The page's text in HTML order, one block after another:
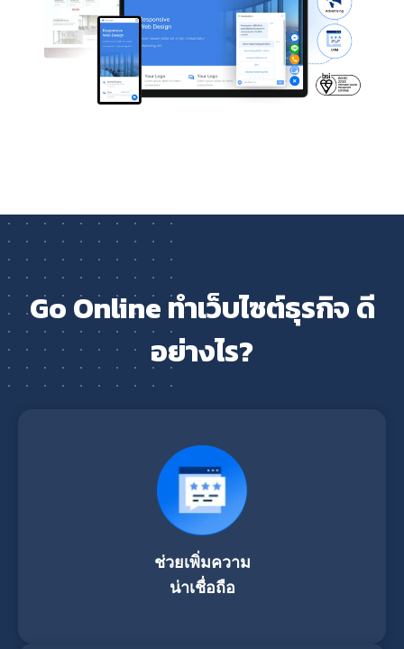
Go Online ทำเว็บไซต์ธุรกิจ ดี
อย่างไร?
ช่วยเพิ่มความ
น่าเชื่อถือ